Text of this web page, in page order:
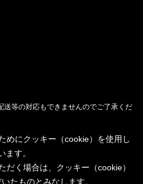
等の対応もできませんのでご了承くだ
めにクッキー（cookie）を使用し
ます。
だく場合は、クッキー（cookie）
たものとみなします。